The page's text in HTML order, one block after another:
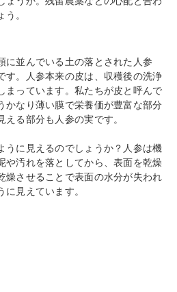
。
に並んでいる土の落とされた人参
す。人参本来の皮は、収穫後の洗浄
まっています。私たちが皮と呼んで
かなり薄い膜で栄養価が豊富な部分
る部分も人参の実です。
うに見えるのでしょうか？人参は機
や汚れを落としてから、表面を乾燥
燥させることで表面の水分が失われ
見えています。